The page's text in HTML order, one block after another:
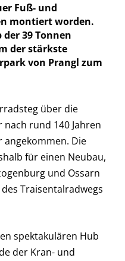
Fuß- und
montiert worden.
39 Tonnen
der stärkste
von Prangl zum
über die
rund 140 Jahren
angekommen. Die
für einen Neubau,
und Ossarn
Traisentalradwegs
spektakulären Hub
der Kran- und